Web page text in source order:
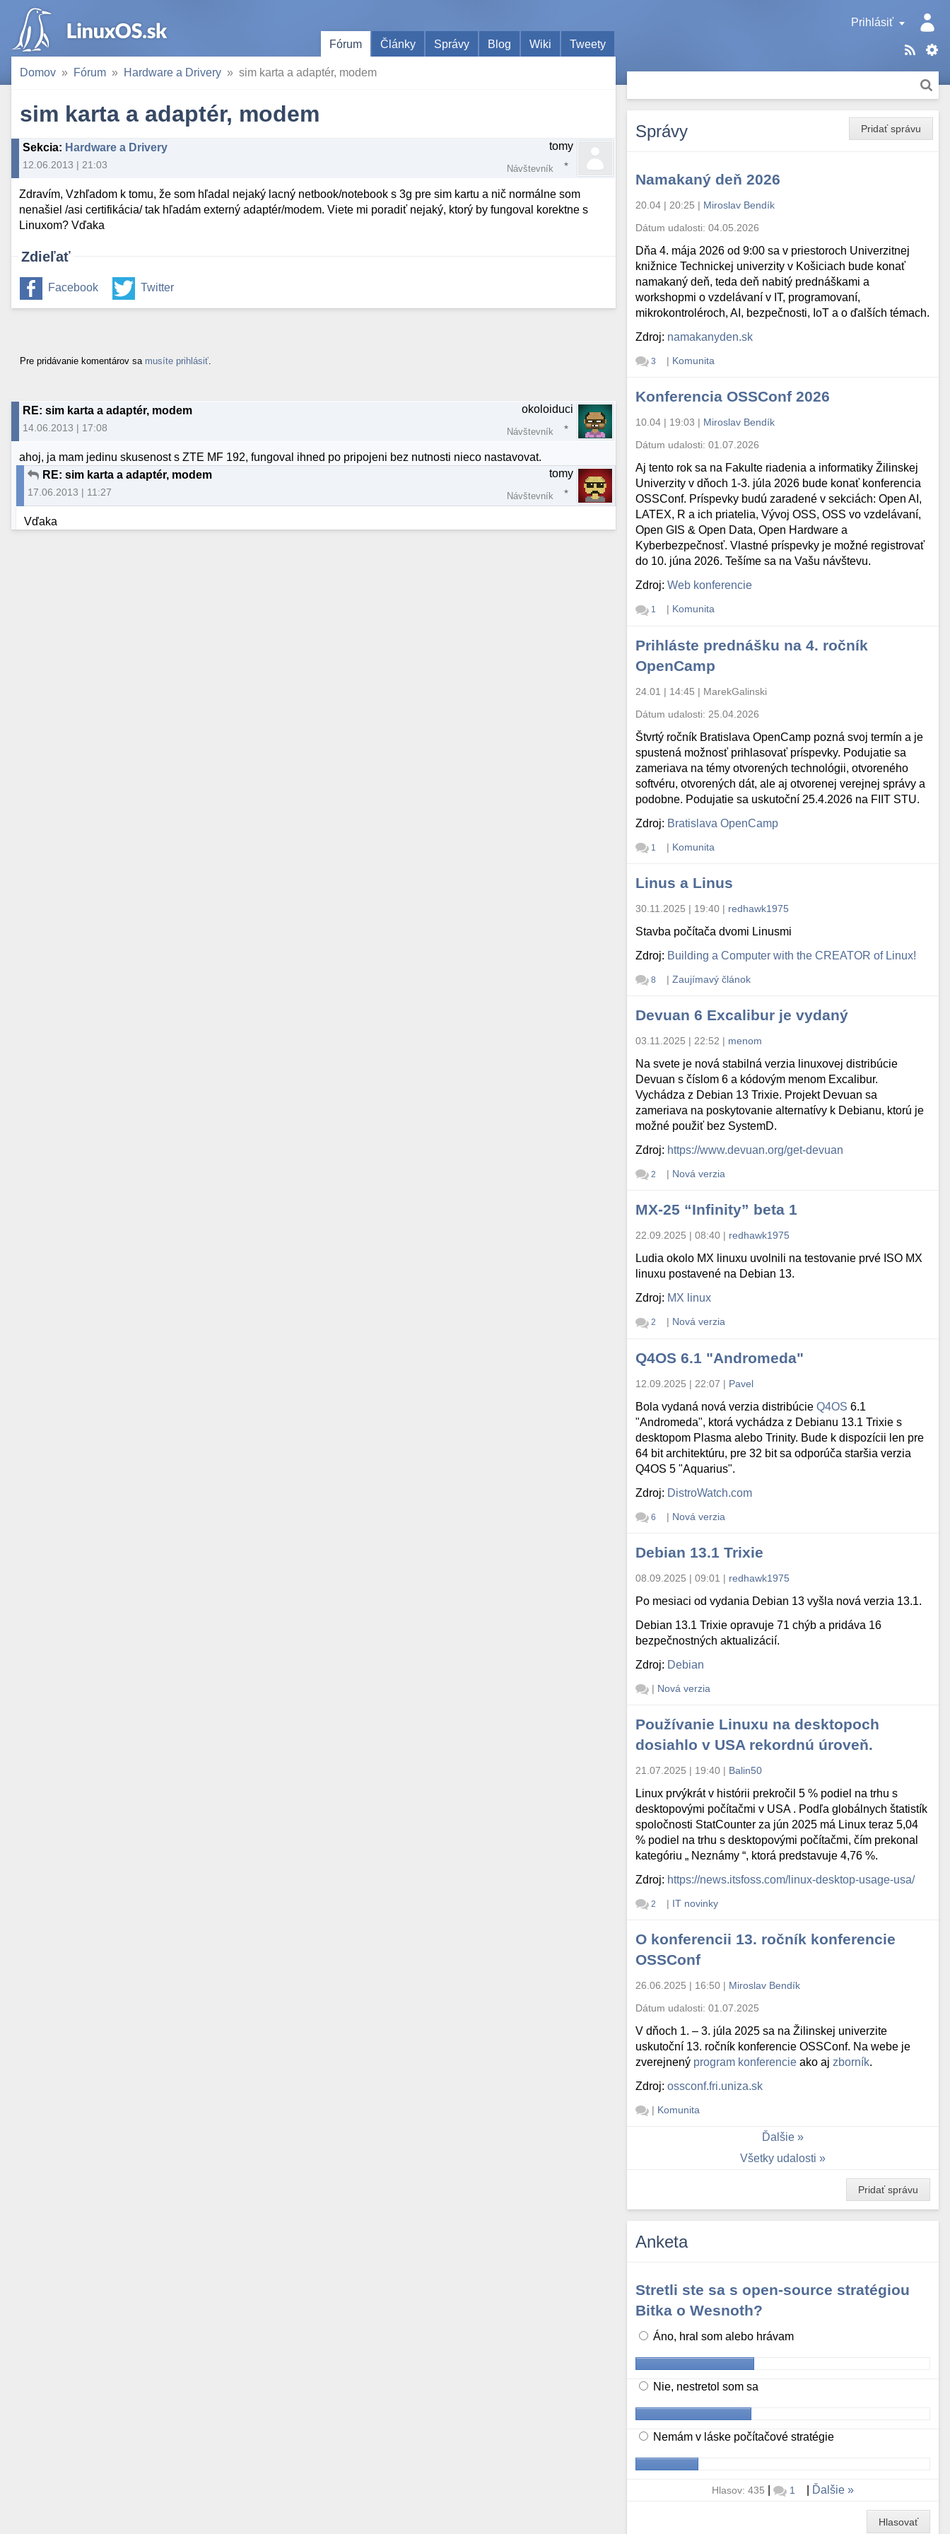
Prihlásiť
Fórum
Články Správy Blog Wiki Tweety
Domov Fórum Hardware a Drivery sim karta a adaptér, modem
sim karta a adaptér, modem
Sekcia: Hardware a Drivery
12.06.2013 | 21:03
tomy
Návštevník
Zdravím, Vzhľadom k tomu, že som hľadal nejaký lacný netbook/notebook s 3g pre sim kartu a nič normálne som
nenašiel /asi certifikácia/ tak hľadám externý adaptér/modem. Viete mi poradiť nejaký, ktorý by fungoval korektne s
Linuxom? Vďaka
Zdieľať
Facebook Twitter
Pre pridávanie komentárov sa musíte prihlásiť
RE: sim karta a adaptér, modem
14.06.2013 | 17:08
okoloiduci
Návštevník
ahoj, ja mam jedinu skusenost s ZTE MF 192, fungoval ihned po pripojeni bez nutnosti nieco nastavovat.
RE: sim karta a adaptér, modem
17.06.2013 | 11:27
tomy
Návštevník
Vďaka
Pridať správu
Správy
Namakaný deň 2026
20.04 | 20:25 | Miroslav Bendík
Dátum udalosti:04.05.2026
Dňa 4. mája 2026 od 9:00 sa v priestoroch Univerzitnej
knižnice Technickej univerzity v Košiciach bude konať
namakaný deň, teda deň nabitý prednáškami a
workshopmi o vzdelávaní v IT, programovaní,
mikrokontroléroch, AI, bezpečnosti, IoT a o ďalších témach.
Zdroj: namakanyden.sk
3 | Komunita
Konferencia OSSConf 2026
10.04 | 19:03 | Miroslav Bendík
Dátum udalosti:01.07.2026
Aj tento rok sa na Fakulte riadenia a informatiky Žilinskej
Univerzity v dňoch 1-3. júla 2026 bude konať konferencia
OSSConf. Príspevky budú zaradené v sekciách: Open AI,
LATEX, R a ich priatelia, Vývoj OSS, OSS vo vzdelávaní,
Open GIS & Open Data, Open Hardware a
Kyberbezpečnosť. Vlastné príspevky je možné registrovať
do 10. júna 2026. Tešíme sa na Vašu návštevu.
Zdroj:Web konferencie
1 | Komunita
Prihláste prednášku na 4. ročník
OpenCamp
24.01 | 14:45 | MarekGalinski
Dátum udalosti: 25.04.2026
Štvrtý ročník Bratislava OpenCamp pozná svoj termín a je
spustená možnosť prihlasovať príspevky. Podujatie sa
zameriava na témy otvorených technológii, otvoreného
softvéru, otvorených dát, ale aj otvorenej verejnej správy a
podobne. Podujatie sa uskutoční 25.4.2026 na FIIT STU.
Zdroj: Bratislava OpenCamp
1 | Komunita
Linus a Linus
30.11.2025 | 19:40 | redhawk1975
Stavba počítača dvomi Linusmi
Zdroj: Building a Computer with the CREATOR of Linux!
8 | Zaujímavý článok
Devuan 6 Excalibur je vydaný
03.11.2025 | 22:52 | menom
Na svete je nová stabilná verzia linuxovej distribúcie
Devuan s číslom 6 a kódovým menom Excalibur.
Vychádza z Debian 13 Trixie. Projekt Devuan sa
zameriava na poskytovanie alternatívy k Debianu, ktorú je
možné použiť bez SystemD.
Zdroj: https://www.devuan.org/get-devuan
2 | Nová verzia
MX-25 “Infinity” beta 1
22.09.2025 | 08:40 | redhawk1975
Ludia okolo MX linuxu uvolnili na testovanie prvé ISO MX
linuxu postavené na Debian 13.
Zdroj: MX linux
2 | Nová verzia
Q4OS 6.1 "Andromeda"
12.09.2025 | 22:07 | Pavel
Bola vydaná nová verzia distribúcieQ4OS 6.1
"Andromeda", ktorá vychádza z Debianu 13.1 Trixie s
desktopom Plasma alebo Trinity. Bude k dispozícii len pre
64 bit architektúru, pre 32 bit sa odporúča staršia verzia
Q4OS 5 "Aquarius".
Zdroj: DistroWatch.com
6 | Nová verzia
Debian 13.1 Trixie
08.09.2025 | 09:01 | redhawk1975
Po mesiaci od vydania Debian 13 vyšla nová verzia 13.1.
Debian 13.1 Trixie opravuje 71 chýb a pridáva 16
bezpečnostných aktualizácií.
Zdroj: Debian
| Nová verzia
Používanie Linuxu na desktopoch
dosiahlo v USA rekordnú úroveň.
21.07.2025 | 19:40 | Balin50
Linux prvýkrát v histórii prekročil 5 % podiel na trhu s
desktopovými počítačmi v USA . Podľa globálnych štatistík
spoločnosti StatCounter za jún 2025 má Linux teraz 5,04
% podiel na trhu s desktopovými počítačmi, čím prekonal
kategóriu „ Neznámy “, ktorá predstavuje 4,76 %.
Zdroj: https://news.itsfoss.com/linux-desktop-usage-usa/
2 | IT novinky
O konferencii 13. ročník konferencie
OSSConf
26.06.2025 | 16:50 | Miroslav Bendík
Dátum udalosti:01.07.2025
V dňoch 1. – 3. júla 2025 sa na Žilinskej univerzite
uskutoční 13. ročník konferencie OSSConf. Na webe je
zverejnený program konferencie ako aj zborník.
Zdroj:ossconf.fri.uniza.sk
| Komunita
Ďalšie
Všetky udalosti
Pridať správu
Anketa
Stretli ste sa s open-source stratégiou
Bitka o Wesnoth?
Áno, hral som alebo hrávam
Nie, nestretol som sa
Nemám v láske počítačové stratégie
Hlasov: 435 | 1 Ďalšie
Hlasovať